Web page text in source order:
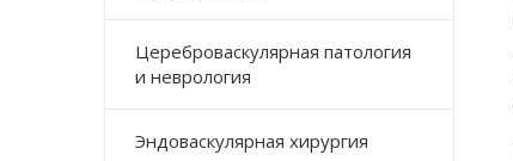
Цереброваскулярная патология
и неврология
Эндоваскулярная хирургия